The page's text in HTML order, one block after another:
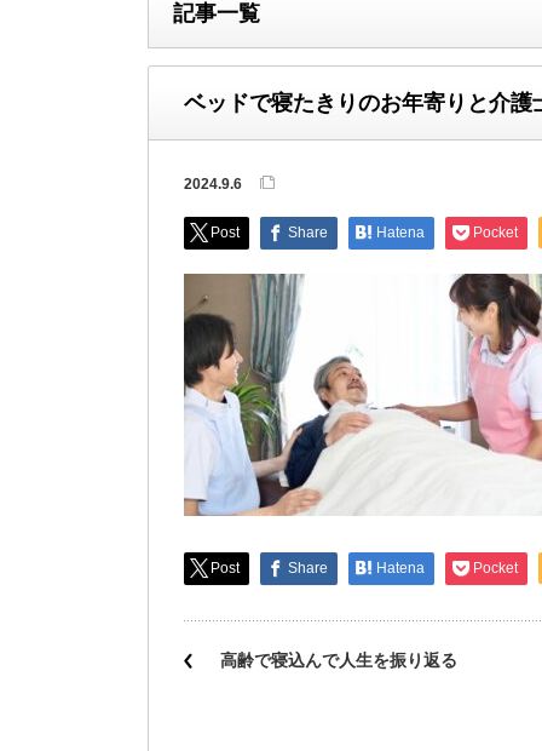
記事一覧
ベッドで寝たきりのお年寄りと介護
2024.9.6
Post Share Hatena Pocket
Post Share Hatena Pocket
高齢で寝込んで人生を振り返る